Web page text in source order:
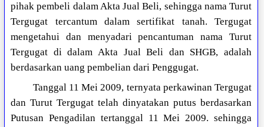
pihak pembeli dalam Akta Jual Beli, sehingga nama Turut
Tergugat tercantum dalam sertifikat tanah. Tergugat
mengetahui dan menyadari pencantuman nama Turut
Tergugat di dalam Akta Jual Beli dan SHGB, adalah
berdasarkan uang pembelian dari Penggugat.
Tanggal 11 Mei 2009, ternyata perkawinan Tergugat
dan Turut Tergugat telah dinyatakan putus berdasarkan
Putusan Pengadilan tertanggal 11 Mei 2009. sehingga